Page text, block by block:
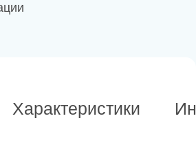
Характеристики